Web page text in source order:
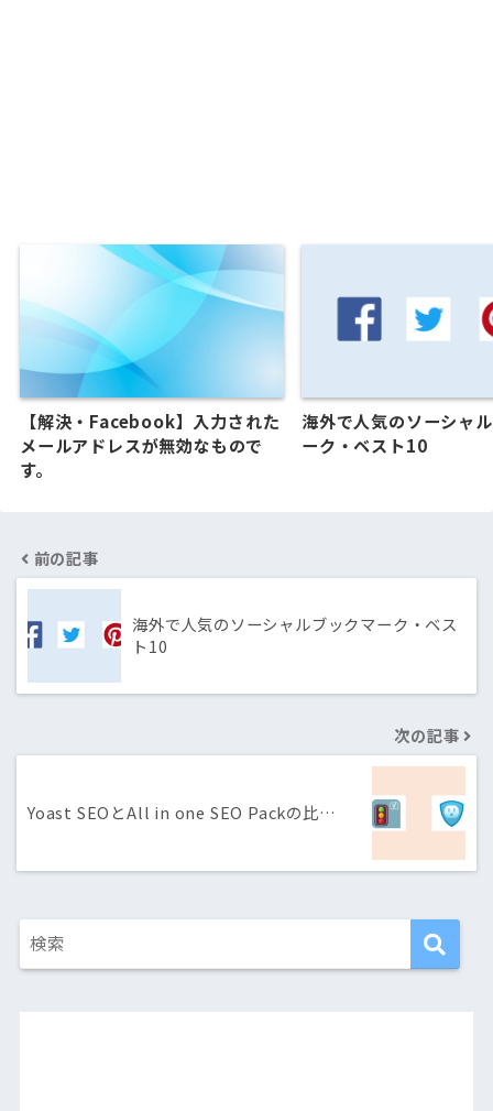
【解決・Facebook】入力された
メールアドレスが無効なもので
す。
海外で人気のソーシャ
ーク・ベスト10
前の記事
海外で人気のソーシャルブックマーク・ベス
ト10
次の記事
Yoast SEOとAll in one SEO Packの比…